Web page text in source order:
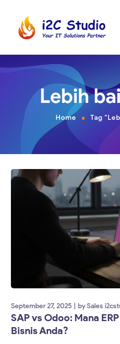
Lebih
Home Tag
September 27, 2025 bySales
SAP vs Odoo: Mana
Bisnis Anda?